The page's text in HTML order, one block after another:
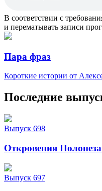
В соответствии с
и перематывать записи
Пара фраз
Короткие истории от
Последние
Выпуск 698
Откровения
Выпуск 697